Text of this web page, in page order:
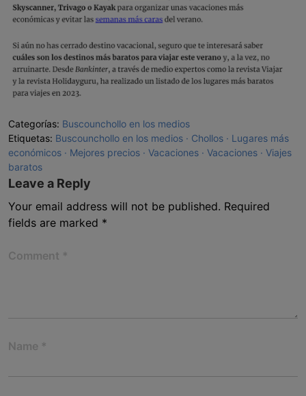
Categorías: Buscounchollo en los medios
Etiquetas: Buscounchollo en los medios Chollos
Lugares más
económicos
Mejores precios Vacaciones Vacaciones
Viajes
baratos
Leave a Reply
Your email address will not be published. Required
fields are marked *
Comment *
Name *